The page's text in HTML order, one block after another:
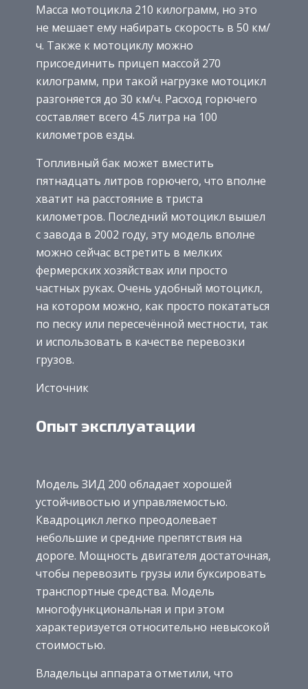
Масса мотоцикла 210 килограмм, но это
не мешает ему набирать скорость в 50 км/
ч. Также к мотоциклу можно
присоединить прицеп массой 270
килограмм, при такой нагрузке мотоцикл
разгоняется до 30 км/ч. Расход горючего
составляет всего 4.5 литра на 100
километров езды.
Топливный бак может вместить
пятнадцать литров горючего, что вполне
хватит на расстояние в триста
километров. Последний мотоцикл вышел
с завода в 2002 году, эту модель вполне
можно сейчас встретить в мелких
фермерских хозяйствах или просто
частных руках. Очень удобный мотоцикл,
на котором можно, как просто покататься
по песку или пересечённой местности, так
и использовать в качестве перевозки
грузов.
Источник
Опыт эксплуатации
Модель ЗИД 200 обладает хорошей
устойчивостью и управляемостью.
Квадроцикл легко преодолевает
небольшие и средние препятствия на
дороге. Мощность двигателя достаточная,
чтобы перевозить грузы или буксировать
транспортные средства. Модель
многофункциональная и при этом
характеризуется относительно невысокой
стоимостью.
Владельцы аппарата отметили, что